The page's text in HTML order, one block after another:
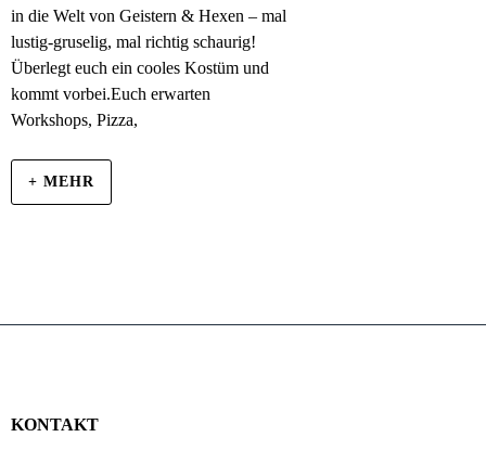
in die Welt von Geistern & Hexen – mal
lustig-gruselig, mal richtig schaurig!
Überlegt euch ein cooles Kostüm und
kommt vorbei.Euch erwarten
Workshops, Pizza,
+ MEHR
KONTAKT